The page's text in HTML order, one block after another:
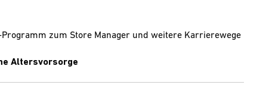
Programm zum Store Manager und weitere Karrierewege
Altersvorsorge